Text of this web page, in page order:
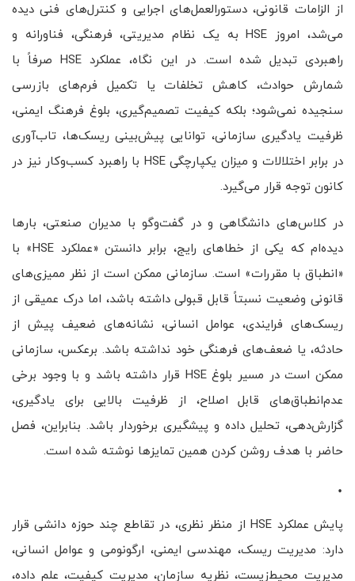
از الزامات قانونی، دستورالعمل‌های اجرایی و کنترل‌های فنی دیده
می‌شد، امروز HSE به یک نظام مدیریتی، فرهنگی، فناورانه و
راهبردی تبدیل شده است. در این نگاه، عملکرد HSE صرفاً با
شمارش حوادث، کاهش تخلفات یا تکمیل فرم‌های بازرسی
سنجیده نمی‌شود؛ بلکه کیفیت تصمیم‌گیری، بلوغ فرهنگ ایمنی،
ظرفیت یادگیری سازمانی، توانایی پیش‌بینی ریسک‌ها، تاب‌آوری
در برابر اختلالات و میزان یکپارچگی HSE با راهبرد کسب‌وکار نیز در
کانون توجه قرار می‌گیرد.
در کلاس‌های دانشگاهی و در گفت‌وگو با مدیران صنعتی، بارها
دیده‌ام که یکی از خطاهای رایج، برابر دانستن «عملکرد HSE» با
«انطباق با مقررات» است. سازمانی ممکن است از نظر ممیزی‌های
قانونی وضعیت نسبتاً قابل قبولی داشته باشد، اما درک عمیقی از
ریسک‌های فرایندی، عوامل انسانی، نشانه‌های ضعیف پیش از
حادثه، یا ضعف‌های فرهنگی خود نداشته باشد. برعکس، سازمانی
ممکن است در مسیر بلوغ HSE قرار داشته باشد و با وجود برخی
عدم‌انطباق‌های قابل اصلاح، از ظرفیت بالایی برای یادگیری،
گزارش‌دهی، تحلیل داده و پیشگیری برخوردار باشد. بنابراین، فصل
حاضر با هدف روشن کردن همین تمایزها نوشته شده است.
.
پایش عملکرد HSE از منظر نظری، در تقاطع چند حوزه دانشی قرار
دارد: مدیریت ریسک، مهندسی ایمنی، ارگونومی و عوامل انسانی،
مدیریت محیط‌زیست، نظریه سازمان، مدیریت کیفیت، علم داده،